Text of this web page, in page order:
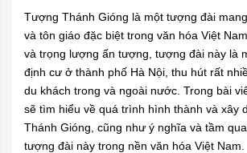
Tượng Thánh Gióng là một tượng đài
và tôn giáo đặc biệt trong văn hóa Việt
và trọng lượng ấn tượng, tượng đài này là
định cư ở thành phố Hà Nội, thu hút rất
du khách trong và ngoài nước. Trong bài
sẽ tìm hiểu về quá trình hình thành và xây
Thánh Gióng, cũng như ý nghĩa và tầm
tượng đài này trong nền văn hóa Việt Nam.